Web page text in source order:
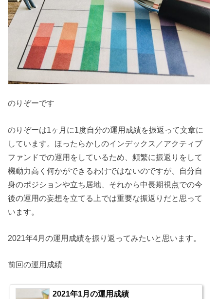
のりぞーです
のりぞーは1ヶ月に1度自分の運用成績を振返って文章に
しています。ほったらかしのインデックス／アクティブ
ファンドでの運用をしているため、頻繁に振返りをして
機動力高く何かができるわけではないのですが、自分自
身のポジションや立ち居地、それから中長期視点での今
後の運用の妄想を立てる上では重要な振返りだと思って
います。
2021年4月の運用成績を振り返ってみたいと思います。
前回の運用成績
2021年1月の運用成績